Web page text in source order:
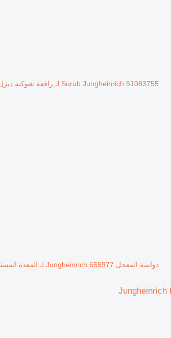
Surub Jungheinrich 51083755 لـ رافعة شوكية ديزل
دواسة المعجل Jungheinrich 655977 لـ المعدة المستخدمة في المستودع Jungheinrich ETV 116